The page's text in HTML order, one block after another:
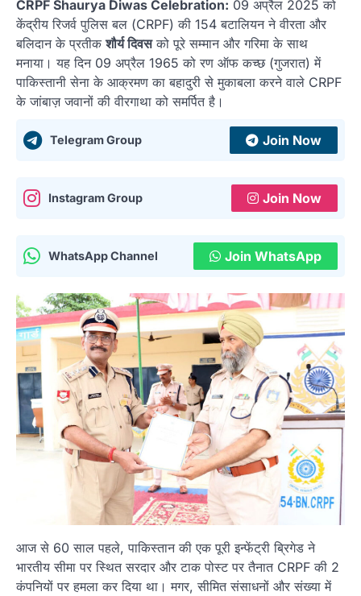
CRPF Shaurya Diwas Celebration: 09 अप्रैल 2025 को
केंद्रीय रिजर्व पुलिस बल (CRPF) की 154 बटालियन ने वीरता और
बलिदान के प्रतीकशौर्य दिवसको पूरे सम्मान और गरिमा के साथ
मनाया। यह दिन 09 अप्रैल 1965 को रण ऑफ कच्छ (गुजरात) में
पाकिस्तानी सेना के आक्रमण का बहादुरी से मुकाबला करने वाले CRPF
के जांबाज़ जवानों की वीरगाथा को समर्पित है।
Telegram Group Join Now
Instagram Group Join Now
WhatsApp Channel Join WhatsApp
आज से 60 साल पहले, पाकिस्तान की एक पूरी इन्फेंट्री ब्रिगेड ने
भारतीय सीमा पर स्थित सरदार और टाक पोस्ट पर तैनात CRPF की 2
कंपनियों पर हमला कर दिया था। मगर, सीमित संसाधनों और संख्या में